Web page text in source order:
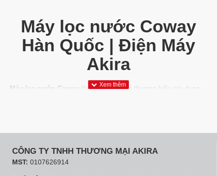
Máy lọc nước Coway
Hàn Quốc | Điện Máy
Akira
Máy lọc nước Coway là sản phẩm của thương hiệu gia dụng
Máy lọc nước Coway thuộc thương hiệu
số 1 Hàn Quốc
CÔNG TY TNHH THƯƠNG MẠI AKIRA
MST: 0107626914